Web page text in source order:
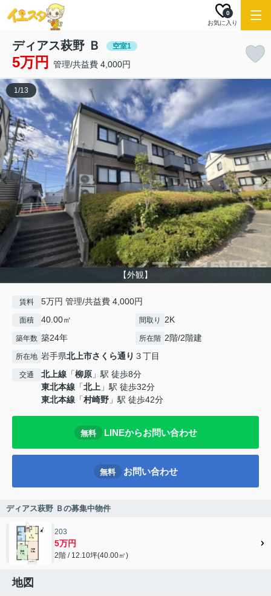
お気に入り
0
ディアス萩野 Ｂ 空室1
5万円 管理/共益費 4,000円
【外観】
1/13
賃料 5万円 管理/共益費 4,000円
面積 40.00㎡ 間取り 2K
築年数 築24年 所在階 2階/2階建
所在地 岩手県北上市さくら通り ３丁目
交通 北上線 「柳原 」駅 徒歩8分
東北本線 「北上 」駅 徒歩32分
東北本線 「村崎野 」駅 徒歩42分
無料 LINEからお問い合わせ
無料 お問い合わせ
ディアス萩野 Ｂの募集中物件
203
5万円
2階 / 12.10坪(40.00㎡)
地図